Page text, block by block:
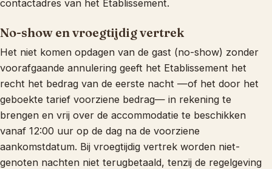
contactadres van het Etablissement.
No-show en vroegtijdig vertrek
Het niet komen opdagen van de gast (no-show) zonder
voorafgaande annulering geeft het Etablissement het
recht het bedrag van de eerste nacht —of het door het
geboekte tarief voorziene bedrag— in rekening te
brengen en vrij over de accommodatie te beschikken
vanaf 12:00 uur op de dag na de voorziene
aankomstdatum. Bij vroegtijdig vertrek worden niet-
genoten nachten niet terugbetaald, tenzij de regelgeving